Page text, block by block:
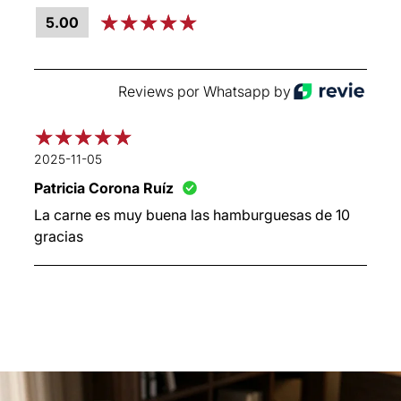
5.00
Reviews por Whatsapp by
2025-11-05
Patricia Corona Ruíz
La carne es muy buena las hamburguesas de 10
gracias